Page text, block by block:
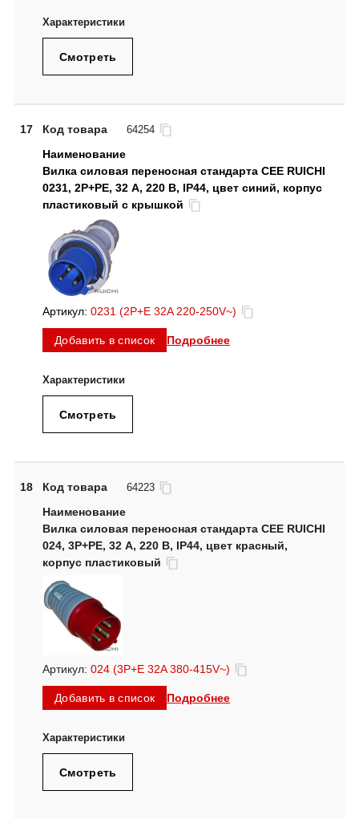
Смотреть
17 Код товара 64254
Вилка силовая переносная стандарта CEE RUICHI
0231, 2Р+PЕ, 32 А, 220 В, IP44, цвет синий, корпус
пластиковый с крышкой
Артикул: 0231 (2P+E 32A 220-250V~)
Добавить в список Подробнее
Смотреть
18 Код товара 64223
Вилка силовая переносная стандарта CEE RUICHI
024, 3Р+PЕ, 32 А, 220 В, IP44, цвет красный,
корпус пластиковый
Артикул: 024 (3P+E 32A 380-415V~)
Добавить в список Подробнее
Смотреть